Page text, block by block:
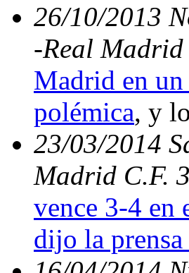
26/10/2013
-Real Madrid
Madrid en
polémica, y
23/03/2014
Madrid C.F.
vence 3-4
dijo la